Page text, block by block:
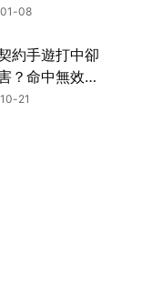
器優化攻
08
約手遊打中卻
？命中無效問
整解決方案！
21